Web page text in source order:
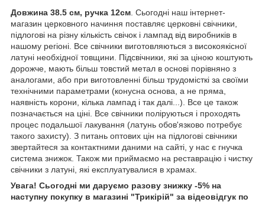
Довжина 38.5 см, ручка 12см . Сьогодні наш інтернет-
магазин церковного начиння поставляє церковні свічники,
підлогові на різну кількість свічок і лампад від виробників в
нашому регіоні. Все свічники виготовляються з високоякісної
латуні необхідної товщини. Підсвічники, які за ціною коштують
дорожче, мають більш товстий метал в основі порівняно з
аналогами, або при виготовленні більш трудомісткі за своїми
технічними параметрами (конусна основа, а не пряма,
наявність корони, кілька лампад і так далі...). Все це також
позначається на ціні. Все свічники поліруються і проходять
процес подальшої лакування (латунь обов'язково потребує
такого захисту). З питань оптових цін на підлогові свічники
звертайтеся за контактними даними на сайті, у нас є гнучка
система знижок. Також ми приймаємо на реставрацію і чистку
свічники з латуні, які експлуатувалися в храмах.
Увага! Сьогодні ми даруємо разову знижку -5% на
наступну покупку в магазині "Трикірій" за відеовідгук по